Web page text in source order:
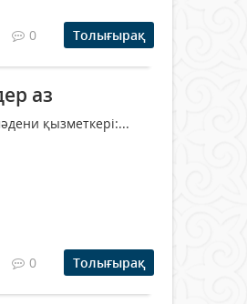
0 Толығырақ
аз
қызметкері:...
0 Толығырақ